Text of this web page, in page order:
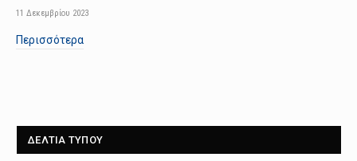
11 Δεκεμβρίου 2023
Περισσότερα
ΔΕΛΤΙΑ ΤΥΠΟΥ